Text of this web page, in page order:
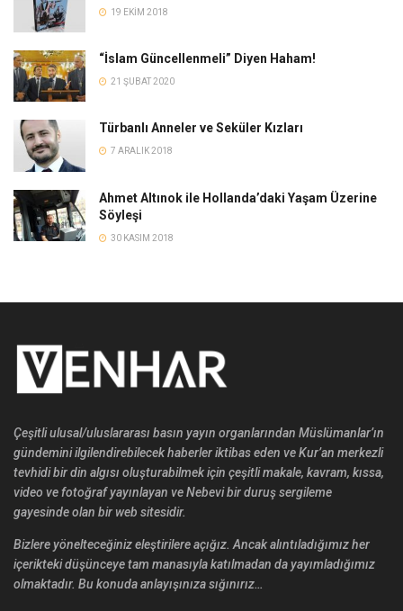
19 EKIM 2018
“İslam Güncellenmeli” Diyen Haham!
21 ŞUBAT 2020
Türbanlı Anneler ve Seküler Kızları
7 ARALIK 2018
Ahmet Altınok ile Hollanda’daki Yaşam Üzerine
Söyleşi
30 KASIM 2018
Çeşitli ulusal/uluslararası basın yayın organlarından Müslümanlar’ın
gündemini ilgilendirebilecek haberler iktibas eden ve Kur’an merkezli
tevhidi bir din algısı oluşturabilmek için çeşitli makale, kavram, kıssa,
video ve fotoğraf yayınlayan ve Nebevi bir duruş sergileme
gayesinde olan bir web sitesidir.
Bizlere yönelteceğiniz eleştirilere açığız. Ancak alıntıladığımız her
içerikteki düşünceye tam manasıyla katılmadan da yayımladığımız
olmaktadır. Bu konuda anlayışınıza sığınırız…